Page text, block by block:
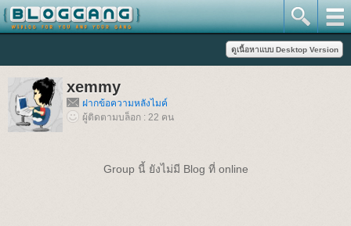
xemmy
ฝากข้อความหลังไมค์
ผู้ติดตามบล็อก : 22 คน
Group นี้ ยังไม่มี Blog ที่ online